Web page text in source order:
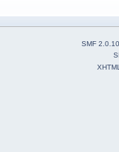
SMF